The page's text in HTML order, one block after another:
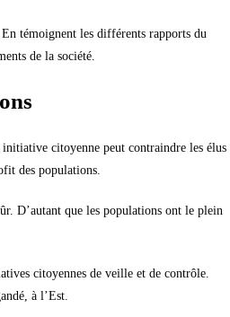
témoignent les différents rapports du
de la société.
citoyenne peut contraindre les élus
des populations.
D’autant que les populations ont le plein
citoyennes de veille et de contrôle.
à l’Est.